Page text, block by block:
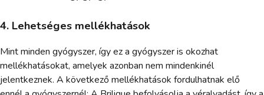
4. Lehetséges mellékhatások
Mint minden gyógyszer, így ez a gyógyszer is okozhat
mellékhatásokat, amelyek azonban nem mindenkinél
jelentkeznek. A következő mellékhatások fordulhatnak elő